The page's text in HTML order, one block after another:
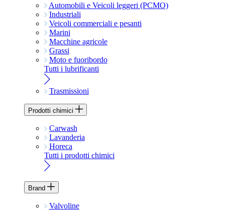
Automobili e Veicoli leggeri (PCMO)
Industriali
Veicoli commerciali e pesanti
Marini
Macchine agricole
Grassi
Moto e fuoribordo
Tutti i lubrificanti
Trasmissioni
Prodotti chimici
Carwash
Lavanderia
Horeca
Tutti i prodotti chimici
Brand
Valvoline